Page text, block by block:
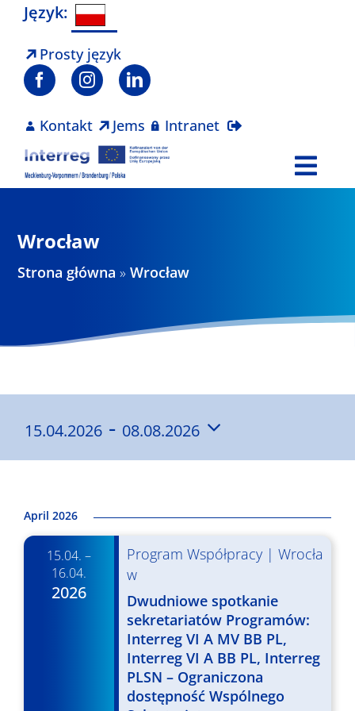
Skip
content
Język:
Prosty język
Kontakt Jems Intranet
Projekty
Wrocław
Strona główna »Wrocław
15.04.2026 - 08.08.2026
Wybierz
April 2026
15.04. –
16.04.
2026
Program Współpracy| Wrocła
w
Dwudniowe spotkanie
sekretariatów Programów:
Interreg VI A MV BB PL,
Interreg VI A BB PL, Interreg
PLSN – Ograniczona
dostępność Wspólnego